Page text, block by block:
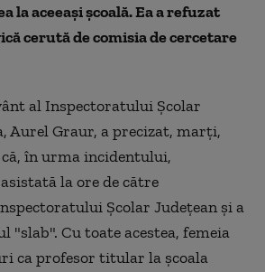
la aceeaşi școală. Ea a refuzat
cerută de comisia de cercetare
al Inspectoratului Şcolar
Aurel Graur, a precizat, marţi,
în urma incidentului,
la ore de către
Școlar Județean și a
Cu toate acestea, femeia
ca profesor titular la şcoala